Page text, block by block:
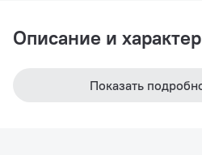
Описание и
Показать